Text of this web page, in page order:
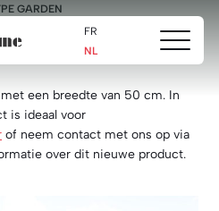
FR
NL
Ouvrir/
GARDEN
een breedte van 50 cm. In
is ideaal voor
of neem contact met ons op via
over dit nieuwe product.